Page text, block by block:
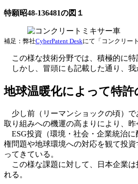
特願昭48-136481の図１
補足：弊社CyberPatent Deskにて「コンクリー
この様な技術分野では、積極的に特
しかし、冒頭にも記載した通り、我
地球温暖化によって特
少し前（リーマンショックの頃）で
取り組みへの機運の高まりにより、
ESG投資（環境・社会・企業統治に
権問題や地球環境への対応を観て投
ってきている。
この様な課題に対して、日本企業は
れる。